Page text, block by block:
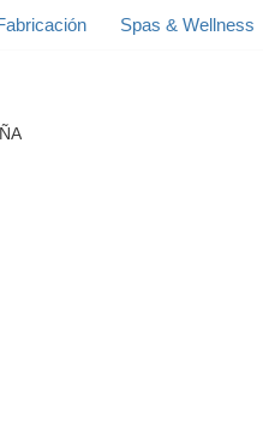
Spas & Wellness